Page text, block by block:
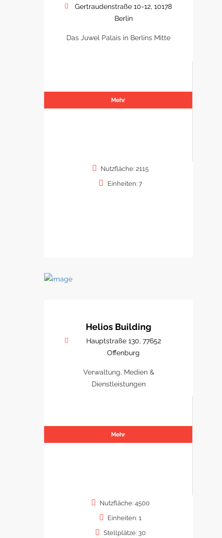
Gertraudenstraße 10-12, 10178
Berlin
Das Juwel Palais in Berlins Mitte
Mehr
Nutzfläche: 2115
Einheiten: 7
Helios Building
Hauptstraße 130, 77652
Offenburg
Verwaltung, Medien &
Dienstleistungen
Mehr
Nutzfläche: 4500
Einheiten: 1
Stellplätze: 30